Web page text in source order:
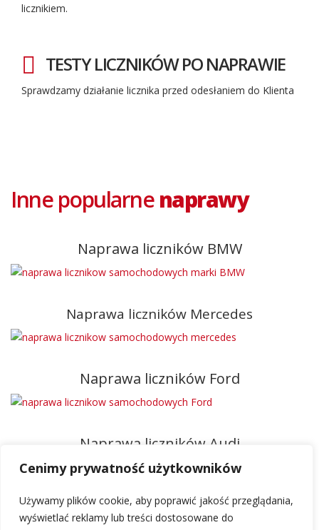
Cenimy prywatność użytkowników
Używamy plików cookie, aby poprawić jakość przeglądania,
wyświetlać reklamy lub treści dostosowane do
licznikiem.
TESTY LICZNIKÓW PO NAPRAWIE
Sprawdzamy działanie licznika przed odesłaniem do Klienta
Inne popularnenaprawy
Naprawa liczników BMW
Naprawa liczników Mercedes
Naprawa liczników Ford
Naprawa liczników Audi